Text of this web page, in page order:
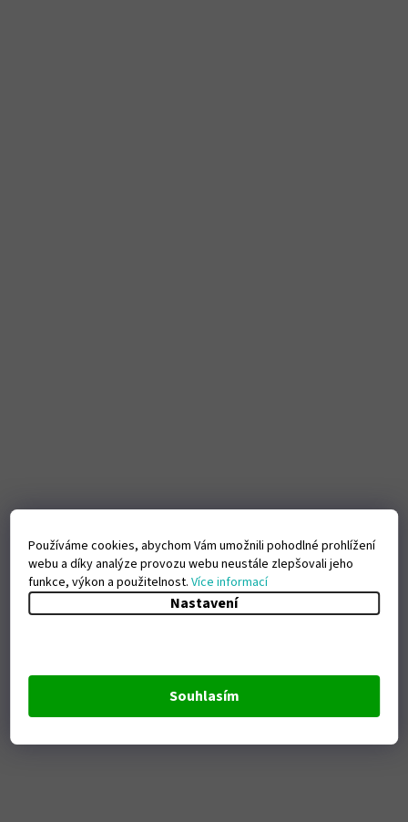
Používáme cookies, abychom Vám umožnili pohodlné prohlížení
webu a díky analýze provozu webu neustále zlepšovali jeho
funkce, výkon a použitelnost.Více informací
Nastavení
Souhlasím